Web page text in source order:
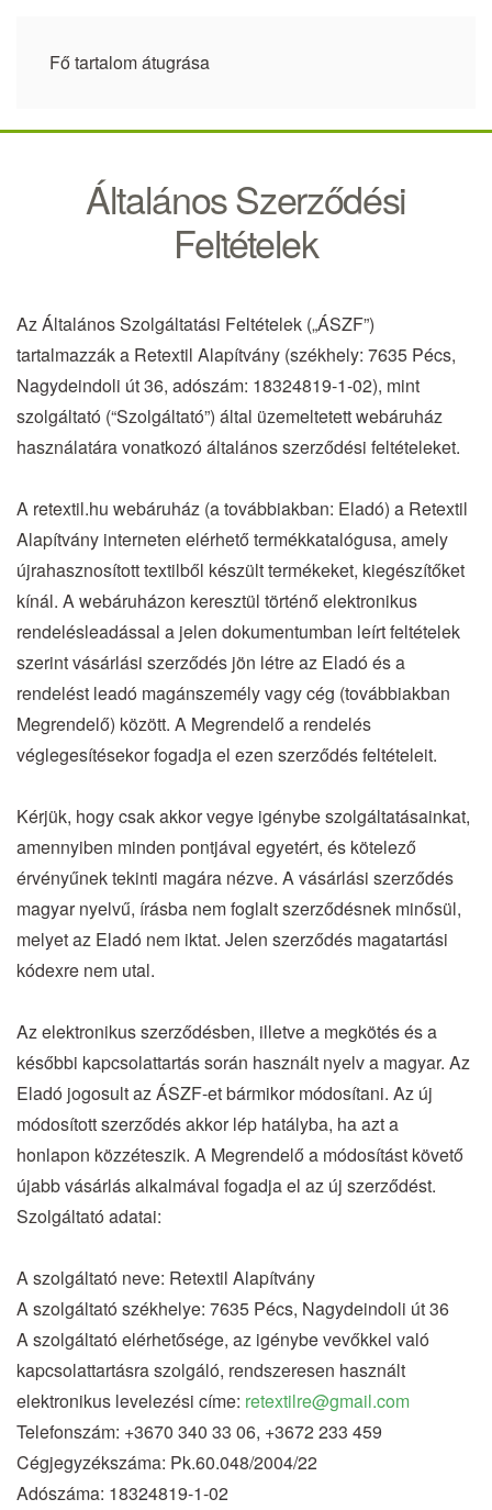
Fő tartalom átugrása
Általános Szerződési
Feltételek
Az Általános Szolgáltatási Feltételek („ÁSZF”)
tartalmazzák a Retextil Alapítvány (székhely: 7635 Pécs,
Nagydeindoli út 36, adószám: 18324819-1-02), mint
szolgáltató (“Szolgáltató”) által üzemeltetett webáruház
használatára vonatkozó általános szerződési feltételeket.
A retextil.hu webáruház (a továbbiakban: Eladó) a Retextil
Alapítvány interneten elérhető termékkatalógusa, amely
újrahasznosított textilből készült termékeket, kiegészítőket
kínál. A webáruházon keresztül történő elektronikus
rendelésleadással a jelen dokumentumban leírt feltételek
szerint vásárlási szerződés jön létre az Eladó és a
rendelést leadó magánszemély vagy cég (továbbiakban
Megrendelő) között. A Megrendelő a rendelés
véglegesítésekor fogadja el ezen szerződés feltételeit.
Kérjük, hogy csak akkor vegye igénybe szolgáltatásainkat,
amennyiben minden pontjával egyetért, és kötelező
érvényűnek tekinti magára nézve. A vásárlási szerződés
magyar nyelvű, írásba nem foglalt szerződésnek minősül,
melyet az Eladó nem iktat. Jelen szerződés magatartási
kódexre nem utal.
Az elektronikus szerződésben, illetve a megkötés és a
későbbi kapcsolattartás során használt nyelv a magyar. Az
Eladó jogosult az ÁSZF-et bármikor módosítani. Az új
módosított szerződés akkor lép hatályba, ha azt a
honlapon közzéteszik. A Megrendelő a módosítást követő
újabb vásárlás alkalmával fogadja el az új szerződést.
Szolgáltató adatai:
A szolgáltató neve: Retextil Alapítvány
A szolgáltató székhelye: 7635 Pécs, Nagydeindoli út 36
A szolgáltató elérhetősége, az igénybe vevőkkel való
kapcsolattartásra szolgáló, rendszeresen használt
elektronikus levelezési címe: retextilre@gmail.com
Telefonszám: +3670 340 33 06, +3672 233 459
Cégjegyzékszáma: Pk.60.048/2004/22
Adószáma: 18324819-1-02